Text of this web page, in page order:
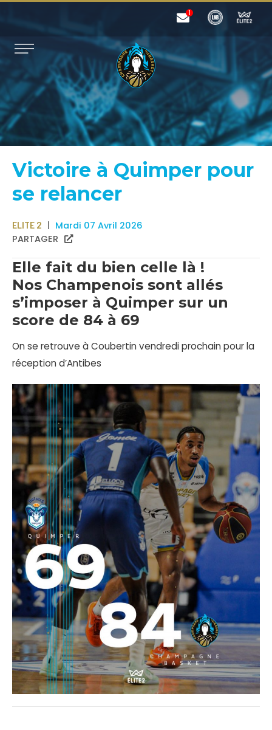
Victoire à Quimper pour
se relancer
ELITE 2
Mardi 07 Avril 2026
PARTAGER
Elle fait du bien celle là !
Nos Champenois sont allés
s’imposer à Quimper sur un
score de 84 à 69
On se retrouve à Coubertin vendredi prochain pour la
réception d’Antibes